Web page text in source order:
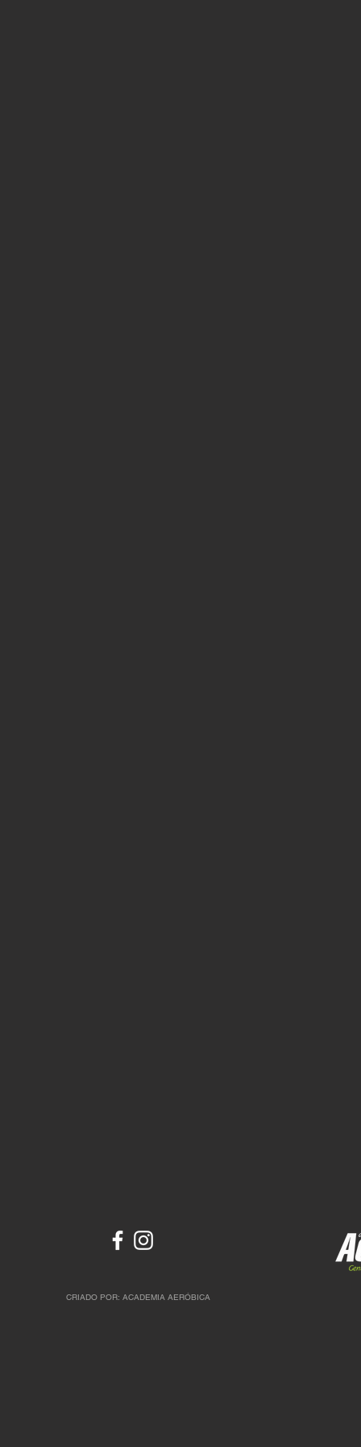
CRIADO POR: ACADEMIA AERÓBICA